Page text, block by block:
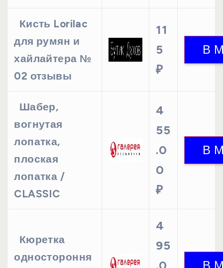
Кисть Lorilac
для румян и
хайлайтера №
02 отзывы
11
5
₽
Шабер,
вогнутая
лопатка,
плоская
лопатка /
CLASSIC
4
55
.0
0
₽
Кюретка
одностороння
4
95